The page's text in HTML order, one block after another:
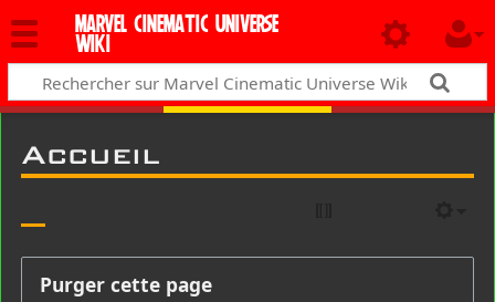
MARVEL CINEMATIC UNIVERSE
WIKI
Accueil
Purger cette page